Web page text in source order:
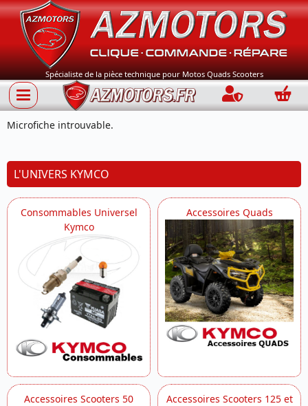
Spécialiste de la pièce technique pour Motos Quads Scooters
Connection
Microfiche introuvable.
L'UNIVERS KYMCO
Consommables Universel
Kymco
Accessoires Quads
Accessoires Scooters 50
Accessoires Scooters 125 et